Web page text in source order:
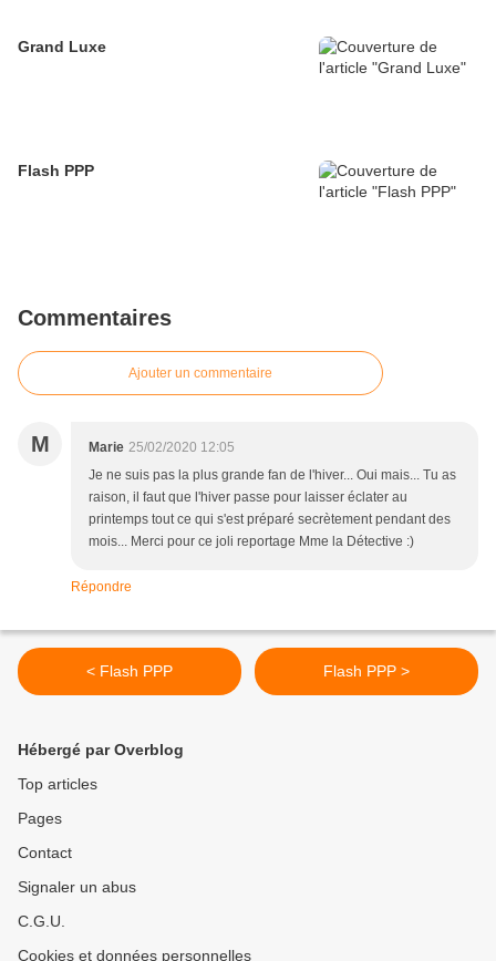
Grand Luxe
Flash PPP
Commentaires
Ajouter un commentaire
M Marie 25/02/2020 12:05
Je ne suis pas la plus grande fan de l'hiver... Oui mais... Tu as
raison, il faut que l'hiver passe pour laisser éclater au
printemps tout ce qui s'est préparé secrètement pendant des
mois... Merci pour ce joli reportage Mme la Détective :)
Répondre
< Flash PPP Flash PPP >
Hébergé par Overblog
Top articles
Pages
Contact
Signaler un abus
C.G.U.
Cookies et données personnelles